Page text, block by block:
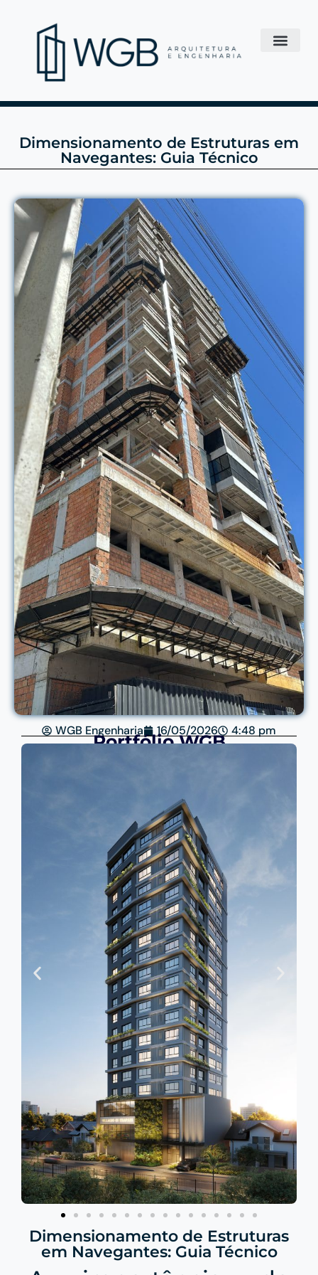
Dimensionamento de Estruturas em
Navegantes: Guia Técnico
WGB Engenharia 16/05/2026 4:48 pm
Portfólio WGB
Dimensionamento de Estruturas
em Navegantes: Guia Técnico